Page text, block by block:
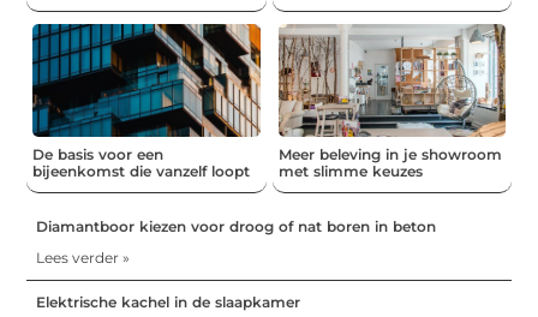
De basis voor een
bijeenkomst die vanzelf loopt
Meer beleving in je showroom
met slimme keuzes
Diamantboor kiezen voor droog of nat boren in beton
Lees verder »
Elektrische kachel in de slaapkamer